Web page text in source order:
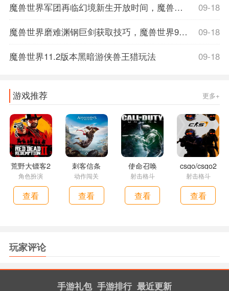
09-18
魔兽世界军团再临幻境新生开放时间，魔兽世界军团再临数据库
09-18
魔兽世界磨难渊钢巨剑获取技巧，魔兽世界9.1磨难词缀
09-18
魔兽世界11.2版本黑暗游侠兽王猎玩法
游戏推荐 更多+
荒野大镖客2
角色扮演
查看
刺客信条
动作闯关
查看
使命召唤
射击格斗
查看
csgo/csgo2
射击格斗
查看
玩家评论
手游礼包 手游排行 最近更新